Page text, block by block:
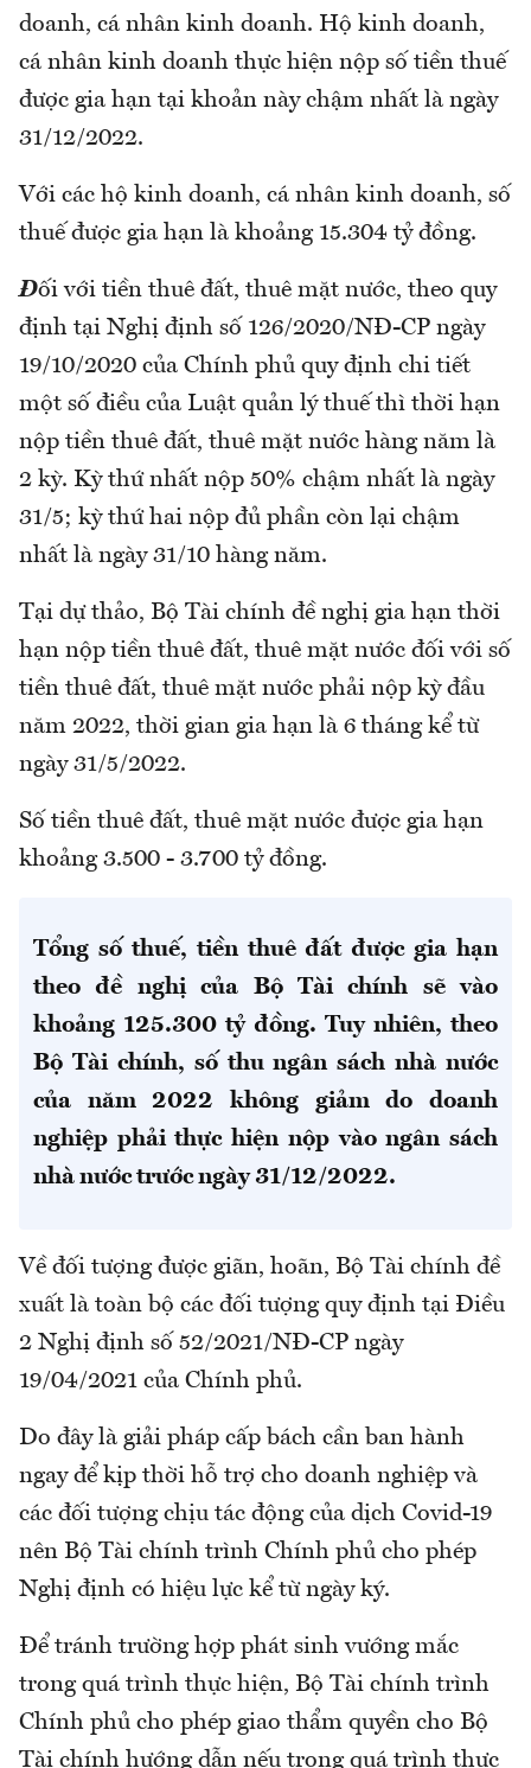
doanh, cá nhân kinh doanh. Hộ kinh doanh,
cá nhân kinh doanh thực hiện nộp số tiền thuế
được gia hạn tại khoản này chậm nhất là ngày
31/12/2022.
Với các hộ kinh doanh, cá nhân kinh doanh, số
thuế được gia hạn là khoảng 15.304 tỷ đồng.
Đối với tiền thuê đất, thuê mặt nước, theo quy
định tại Nghị định số 126/2020/NĐ-CP ngày
19/10/2020 của Chính phủ quy định chi tiết
một số điều của Luật quản lý thuế thì thời hạn
nộp tiền thuê đất, thuê mặt nước hàng năm là
2 kỳ. Kỳ thứ nhất nộp 50% chậm nhất là ngày
31/5; kỳ thứ hai nộp đủ phần còn lại chậm
nhất là ngày 31/10 hàng năm.
Tại dự thảo, Bộ Tài chính đề nghị gia hạn thời
hạn nộp tiền thuê đất, thuê mặt nước đối với số
tiền thuê đất, thuê mặt nước phải nộp kỳ đầu
năm 2022, thời gian gia hạn là 6 tháng kể từ
ngày 31/5/2022.
Số tiền thuê đất, thuê mặt nước được gia hạn
khoảng 3.500 - 3.700 tỷ đồng.
Tổng số thuế, tiền thuê đất được gia hạn
theo đề nghị của Bộ Tài chính sẽ vào
khoảng 125.300 tỷ đồng. Tuy nhiên, theo
Bộ Tài chính, số thu ngân sách nhà nước
của năm 2022 không giảm do doanh
nghiệp phải thực hiện nộp vào ngân sách
nhà nước trước ngày 31/12/2022.
Về đối tượng được giãn, hoãn, Bộ Tài chính đề
xuất là toàn bộ các đối tượng quy định tại Điều
2 Nghị định số 52/2021/NĐ-CP ngày
19/04/2021 của Chính phủ.
Do đây là giải pháp cấp bách cần ban hành
ngay để kịp thời hỗ trợ cho doanh nghiệp và
các đối tượng chịu tác động của dịch Covid-19
nên Bộ Tài chính trình Chính phủ cho phép
Nghị định có hiệu lực kể từ ngày ký.
Để tránh trường hợp phát sinh vướng mắc
trong quá trình thực hiện, Bộ Tài chính trình
Chính phủ cho phép giao thẩm quyền cho Bộ
Tài chính hướng dẫn nếu trong quá trình thực